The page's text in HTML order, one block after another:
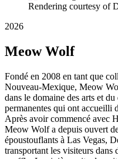
Rendering courtesy of
2026
Meow Wolf
Fondé en 2008 en tant que
Nouveau-Mexique, Meow
dans le domaine des arts et
permanentes qui ont accueilli
Après avoir commencé avec
Meow Wolf a depuis ouvert
époustouflants à Las Vegas,
transportant les visiteurs dans